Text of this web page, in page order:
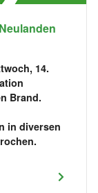
14.
Brand.
in diversen